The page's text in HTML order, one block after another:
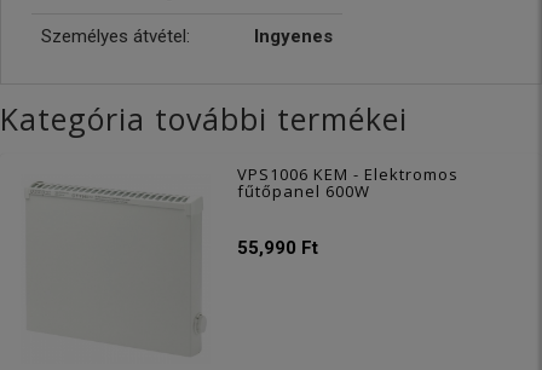
Személyes átvétel: Ingyenes
Kategória további termékei
VPS1006 KEM - Elektromos
fűtőpanel 600W
55,990 Ft